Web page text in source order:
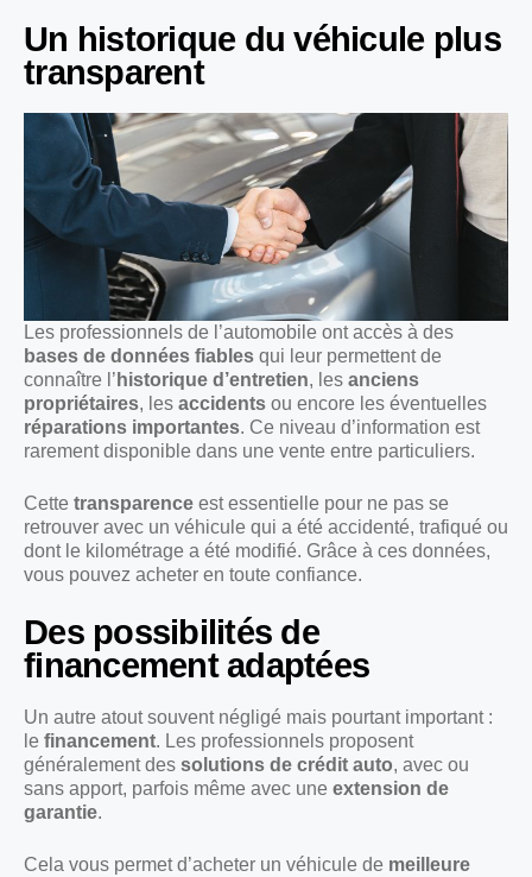
Un historique du véhicule plus
transparent
Les professionnels de l’automobile ont accès à des
bases de données fiables qui leur permettent de
connaître l’ historique d’entretien, les anciens
propriétaires, les accidents ou encore les éventuelles
réparations importantes. Ce niveau d’information est
rarement disponible dans une vente entre particuliers.
Cette transparence est essentielle pour ne pas se
retrouver avec un véhicule qui a été accidenté, trafiqué ou
dont le kilométrage a été modifié. Grâce à ces données,
vous pouvez acheter en toute confiance.
Des possibilités de
financement adaptées
Un autre atout souvent négligé mais pourtant important :
le financement. Les professionnels proposent
généralement des solutions de crédit auto, avec ou
sans apport, parfois même avec une extension de
garantie.
Cela vous permet d’acheter un véhicule de meilleure